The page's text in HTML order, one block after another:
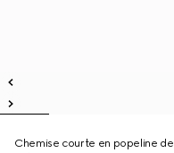
Chemise courte en popeline de